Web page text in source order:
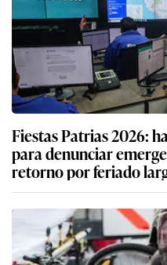
Fiestas Patrias 2026:
para denunciar
retorno por feriado